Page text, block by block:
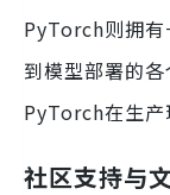
PyTorch则拥有
到模型部署的
PyTorch在生产
社区支持与